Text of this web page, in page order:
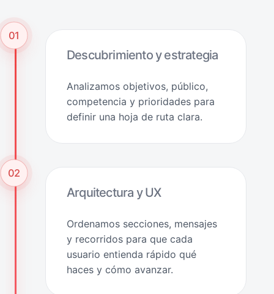
01
Descubrimiento y estrategia
Analizamos objetivos, público,
competencia y prioridades para
definir una hoja de ruta clara.
02
Arquitectura y UX
Ordenamos secciones, mensajes
y recorridos para que cada
usuario entienda rápido qué
haces y cómo avanzar.